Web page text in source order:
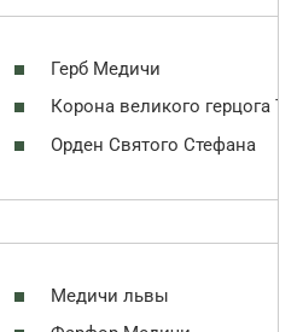
Герб Медичи
Корона великого герцога
Орден Святого Стефана
Медичи львы